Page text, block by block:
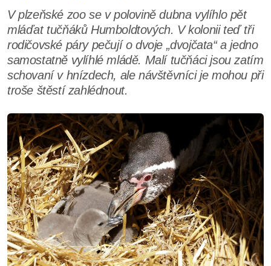
V plzeňské zoo se v polovině dubna vylíhlo pět
mláďat tučňáků Humboldtových. V kolonii teď tři
rodičovské páry pečují o dvoje „dvojčata“ a jedno
samostatně vylíhlé mládě. Malí tučňáci jsou zatím
schovaní v hnízdech, ale návštěvníci je mohou při
troše štěstí zahlédnout.